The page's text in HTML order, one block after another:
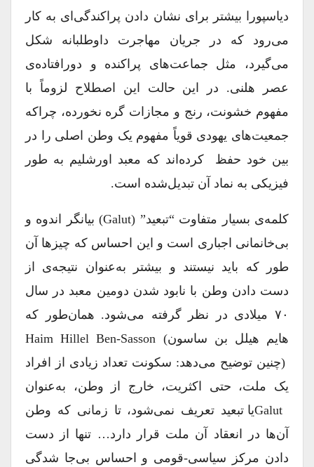
دیاسپورا بیشتر برای نشان دادن پراکندگی‌ای به کار
می‌رود که در جریان مهاجرت داوطلبانه شکل
می‌گیرد، مثل جماعت‌های پراکنده و دورافتاده‌ی
عصر هلنی. در این حالت این اصطلاح لزوماً با
مفهوم خشونت، رنج و مجازات گره نخورده، چراکه
جمعیت‌های یهودی قویاً مفهوم یک وطن اصلی را در
بین خود حفظ کرده‌اند که معبد اورشلیم به ‌طور
فیزیکی به نماد آن تبدیل‌شده است.
کلمه‌ی بسیار متفاوت “تبعید” (galut) بیانگر اندوه و
بی‌خانمانی اجباری است و این احساس که چیزها آن
‌طور که باید نیستند و بیشتر به‌عنوان نتیجه‌ی از
دست دادن وطن با نابود شدن دومین معبد در سال
۷۰ میلادی در نظر گرفته می‌شود. همان‌طور که
هایم هیلل بن ساسون) Haim Hillel Ben-Sasson
(چنین توضیح می‌دهد: سکونت تعداد زیادی از افراد
یک ملت، حتی اکثریت، خارج از وطن، به‌عنوان
Galutیا تبعید تعریف نمی‌شود، تا زمانی که وطن
آن‌ها در انعقاد آن ملت قرار دارد… تنها از دست
دادن مرکز سیاسی-قومی و احساس بی‌جا شدگی